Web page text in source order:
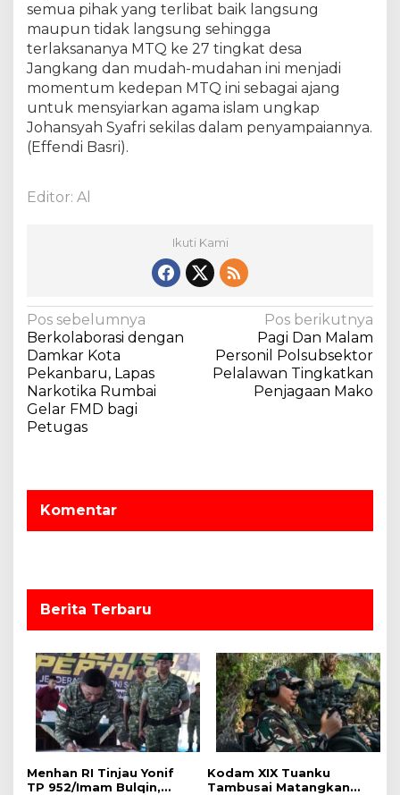
semua pihak yang terlibat baik langsung
maupun tidak langsung sehingga
terlaksananya MTQ ke 27 tingkat desa
Jangkang dan mudah-mudahan ini menjadi
momentum kedepan MTQ ini sebagai ajang
untuk mensyiarkan agama islam ungkap
Johansyah Syafri sekilas dalam penyampaiannya.
(Effendi Basri).
Editor: Al
Ikuti Kami
N
a
v
i
g
i
p
Pos sebelumnya
Berkolaborasi dengan
Damkar Kota
Pekanbaru, Lapas
Narkotika Rumbai
Gelar FMD bagi
Petugas
Pos berikutnya
Pagi Dan Malam
Personil Polsubsektor
Pelalawan Tingkatkan
Penjagaan Mako
Komentar
Berita Terbaru
Menhan RI Tinjau Yonif
TP 952/Imam Bulqin,
Kodam XIX Tuanku
Tambusai Matangkan